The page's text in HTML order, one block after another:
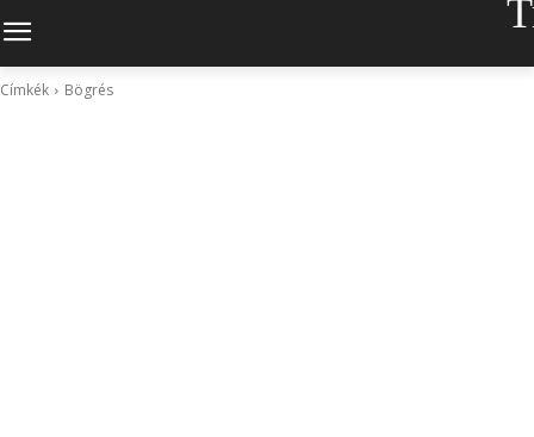
Címkék Bögrés